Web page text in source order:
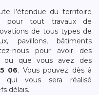
l’étendue du territoire
pour tout travaux de
de tous types de
pavillons, bâtiments
nous pour avoir des
ou que vous avez des
06. Vous pouvez dès à
qui vous sera réalisé
délais.